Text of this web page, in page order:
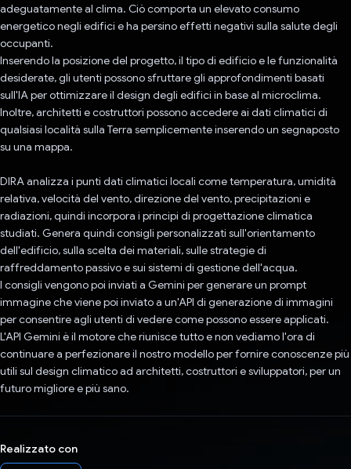
adeguatamente al clima. Ciò comporta un elevato consumo
energetico negli edifici e ha persino effetti negativi sulla salute degli
occupanti.
Inserendo la posizione del progetto, il tipo di edificio e le funzionalità
desiderate, gli utenti possono sfruttare gli approfondimenti basati
sull'IA per ottimizzare il design degli edifici in base al microclima.
Inoltre, architetti e costruttori possono accedere ai dati climatici di
qualsiasi località sulla Terra semplicemente inserendo un segnaposto
su una mappa.
DIRA analizza i punti dati climatici locali come temperatura, umidità
relativa, velocità del vento, direzione del vento, precipitazioni e
radiazioni, quindi incorpora i principi di progettazione climatica
studiati. Genera quindi consigli personalizzati sull'orientamento
dell'edificio, sulla scelta dei materiali, sulle strategie di
raffreddamento passivo e sui sistemi di gestione dell'acqua.
I consigli vengono poi inviati a Gemini per generare un prompt
immagine che viene poi inviato a un'API di generazione di immagini
per consentire agli utenti di vedere come possono essere applicati.
L'API Gemini è il motore che riunisce tutto e non vediamo l'ora di
continuare a perfezionare il nostro modello per fornire conoscenze più
utili sul design climatico ad architetti, costruttori e sviluppatori, per un
futuro migliore e più sano.
Realizzato con